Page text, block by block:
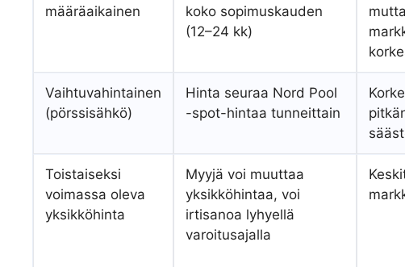
määräaikainen
koko sopimuskauden
(12–24 kk)
Vaihtuvahintainen
(pörssisähkö)
Hinta seuraa Nord Pool
-spot-hintaa tunneittain
Toistaiseksi
voimassa oleva
yksikköhinta
Myyjä voi muuttaa
yksikköhintaa, voi
irtisanoa lyhyellä
varoitusajalla